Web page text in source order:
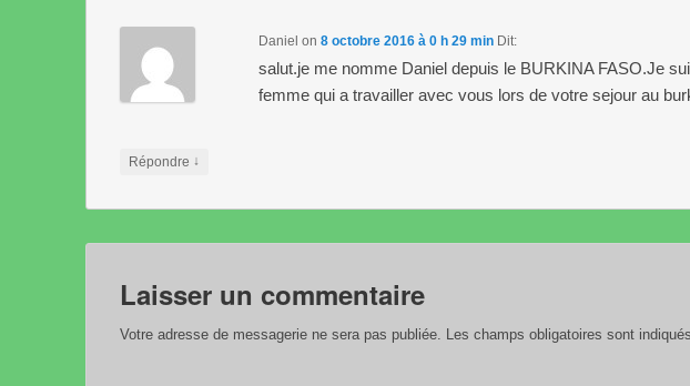
Daniel on 8 octobre 2016 à 0 h 29 min Dit:
salut.je me nomme Daniel depuis le BURKINA FASO.Je
femme qui a travailler avec vous lors de votre sejour au
Répondre ↓
Laisser un commentaire
Votre adresse de messagerie ne sera pas publiée. Les champs obligatoires sont